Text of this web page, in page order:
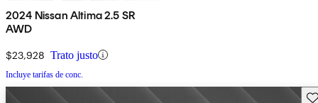
2024 Nissan Altima 2.5 SR
AWD
$23,928 Trato justo
Incluye tarifas de conc.